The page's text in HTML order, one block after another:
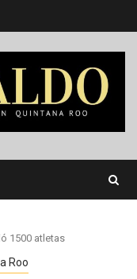
1500 atletas
Roo